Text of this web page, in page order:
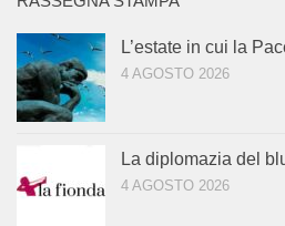
L’estate in cui la
4 AGOSTO 2026
La diplomazia del
4 AGOSTO 2026